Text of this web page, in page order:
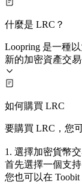
什麼是 LRC？
Loopring 是一種
新的加密資產交
如何購買 LRC
要購買 LRC，您
1. 選擇加密貨幣
首先選擇一個支
您也可以在 Toobit